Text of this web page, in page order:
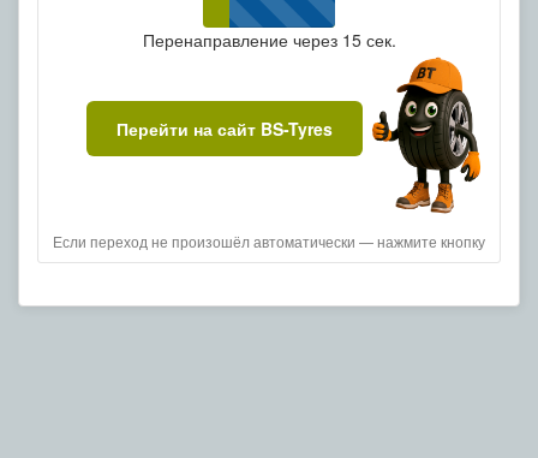
Перенаправление через 15сек.
Перейти на сайт BS-Tyres
Если переход не произошёл автоматически — нажмите кнопку